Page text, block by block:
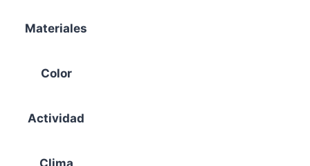
Materiales
Color
Actividad
Clima